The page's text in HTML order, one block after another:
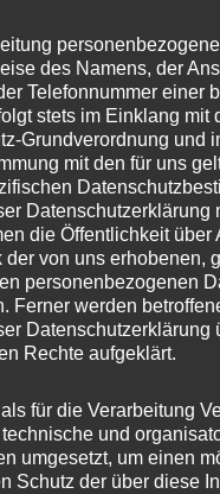
Porten
des Namens, der
Telefonnummer einer
stets im Einklang mit
Grundverordnung und
mit den für uns
Datenschutzerklärung
die Öffentlichkeit über
der von uns erhobenen,
personenbezogenen
Ferner werden
Datenschutzerklärung
Rechte aufgeklärt.
für die Verarbeitung
und
umgesetzt, um einen
Schutz der über diese